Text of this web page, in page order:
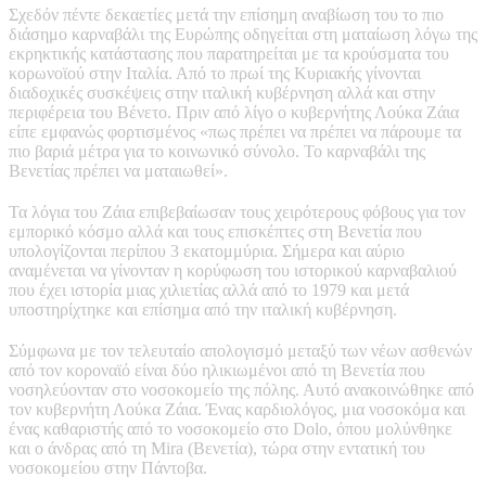
Σχεδόν πέντε δεκαετίες μετά την επίσημη αναβίωση του το πιο
διάσημο καρναβάλι της Ευρώπης οδηγείται στη ματαίωση λόγω της
εκρηκτικής κατάστασης που παρατηρείται με τα κρούσματα του
κορωνοϊού στην Ιταλία. Από το πρωί της Κυριακής γίνονται
διαδοχικές συσκέψεις στην ιταλική κυβέρνηση αλλά και στην
περιφέρεια του Βένετο. Πριν από λίγο ο κυβερνήτης Λούκα Ζάια
είπε εμφανώς φορτισμένος «πως πρέπει να πρέπει να πάρουμε τα
πιο βαριά μέτρα για το κοινωνικό σύνολο. Το καρναβάλι της
Βενετίας πρέπει να ματαιωθεί».
Τα λόγια του Ζάια επιβεβαίωσαν τους χειρότερους φόβους για τον
εμπορικό κόσμο αλλά και τους επισκέπτες στη Βενετία που
υπολογίζονται περίπου 3 εκατομμύρια. Σήμερα και αύριο
αναμένεται να γίνονταν η κορύφωση του ιστορικού καρναβαλιού
που έχει ιστορία μιας χιλιετίας αλλά από το 1979 και μετά
υποστηρίχτηκε και επίσημα από την ιταλική κυβέρνηση.
Σύμφωνα με τον τελευταίο απολογισμό μεταξύ των νέων ασθενών
από τον κοροναϊό είναι δύο ηλικιωμένοι από τη Βενετία που
νοσηλεύονταν στο νοσοκομείο της πόλης. Αυτό ανακοινώθηκε από
τον κυβερνήτη Λούκα Ζάια. Ένας καρδιολόγος, μια νοσοκόμα και
ένας καθαριστής από το νοσοκομείο στο Dolo, όπου μολύνθηκε
και ο άνδρας από τη Mira (Βενετία), τώρα στην εντατική του
νοσοκομείου στην Πάντοβα.